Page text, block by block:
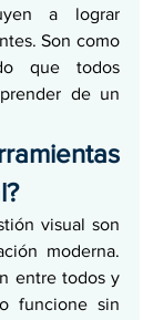
a lograr
Son como
que todos
de un
visual son
moderna.
entre todos y
funcione sin